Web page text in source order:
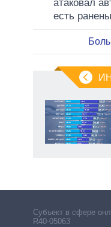
атаковал
есть
Субъект в сфере
R40-05063